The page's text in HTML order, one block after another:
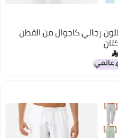
رجالي كاجوال من القطن
